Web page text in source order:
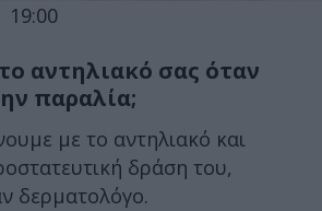
19:00
αντηλιακό σας όταν
παραλία;
με το αντηλιακό και
δράση του,
δερματολόγο.